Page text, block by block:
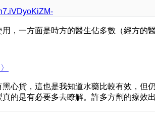
，一方面是時方的醫生佔多數（經方的
心貨，這也是我知道水藥比較有效，
的是有必要多去瞭解。許多方劑的療效